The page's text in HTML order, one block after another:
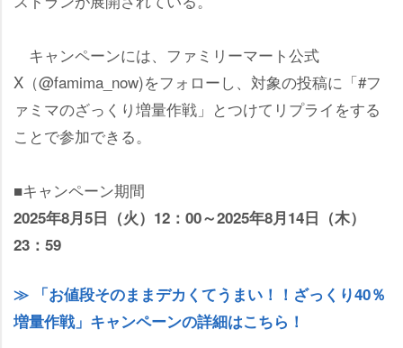
キャンペーンには、ファミリーマート公式
X（@famima_now)をフォローし、対象の投稿に「#フ
ァミマのざっくり増量作戦」とつけてリプライをする
ことで参加できる。
■キャンペーン期間
2025年8月5日（火）12：00～2025年8月14日（木）
23：59
「お値段そのままデカくてうまい！！ざっくり40％
増量作戦」キャンペーンの詳細はこちら！